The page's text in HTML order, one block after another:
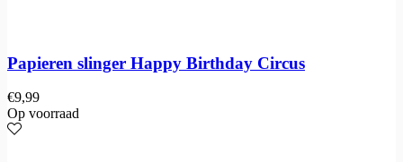
Papieren slinger Happy Birthday Circus
€9,99
Op voorraad